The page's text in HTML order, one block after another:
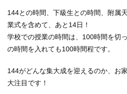
144との時間、下級生との時間、附属
業式を含めて、あと14日！
学校での授業の時間は、100時間を切
の時間を入れても100時間程です。
144がどんな集大成を迎えるのか、お
大注目です！